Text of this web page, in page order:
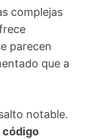
complejas
parecen
que a
notable.
código